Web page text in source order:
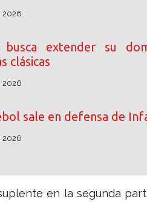
2026
busca extender su
clásicas
2026
sale en defensa de
2026
en la segunda